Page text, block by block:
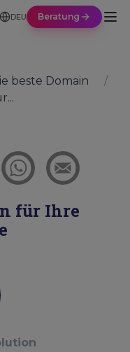
DEU Beratung
beste Domain
/
für Ihre